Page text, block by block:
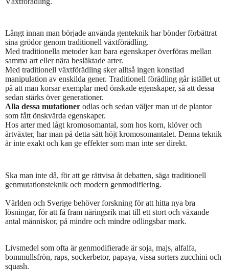
Långt innan man började använda genteknik har bönder förbättrat
sina grödor genom traditionell växtförädling.
Med traditionella metoder kan bara egenskaper överföras mellan
samma art eller nära besläktade arter.
Med traditionell växtförädling sker alltså ingen konstlad
manipulation av enskilda gener. Traditionell förädling går istället ut
på att man korsar exemplar med önskade egenskaper, så att dessa
sedan stärks över generationer.
Alla dessa mutationer odlas och sedan väljer man ut de plantor
som fått önskvärda egenskaper.
Hos arter med lågt kromosomantal, som hos korn, klöver och
ärtväxter, har man på detta sätt höjt kromosomantalet. Denna teknik
är inte exakt och kan ge effekter som man inte ser direkt.
Ska man inte då, för att ge rättvisa åt debatten, säga traditionell
genmutationsteknik och modern genmodifiering.
Världen och Sverige behöver forskning för att hitta nya bra
lösningar, för att få fram näringsrik mat till ett stort och växande
antal människor, på mindre och mindre odlingsbar mark.
Livsmedel som ofta är genmodifierade är soja, majs, alfalfa,
bommullsfrön, raps, sockerbetor, papaya, vissa sorters zucchini och
squash.